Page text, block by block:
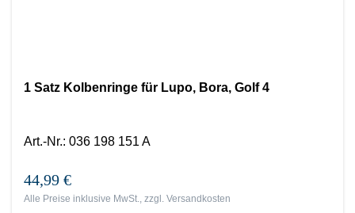
1 Satz Kolbenringe für Lupo, Bora, Golf 4
Art.-Nr.: 036 198 151 A
44,99 €
Alle Preise inklusive MwSt., zzgl. Versandkosten